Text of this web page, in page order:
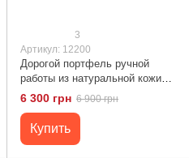
3
Артикул: 12200
Дорогой портфель ручной
работы из натуральной кожи
Manufatto
6 300 грн 6 900 грн
Купить